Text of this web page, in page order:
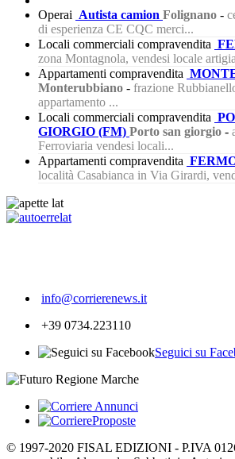
Operai Autista camion Folignano -
di esperienza CE CQC merci...
Locali commerciali compravendita
zona Montagnola, vendesi locale
Appartamenti compravendita
Monterubbiano - frazione
appartamento ...
Locali commerciali compravendita
GIORGIO (FM) Porto san giorgio -
Ferroviaria vendesi locali...
Appartamenti compravendita
località Casabianca in Via Girardi,
info@corrierenews.it
+39 0734.223110
Seguici su
© 1997-2020 FISAL EDIZIONI - P.IVA